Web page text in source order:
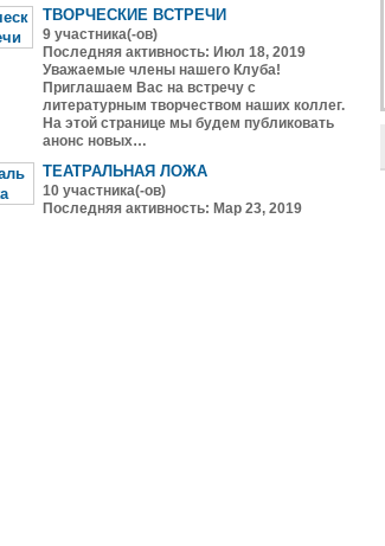
ТВОРЧЕСКИЕ ВСТРЕЧИ
9 участника(-ов)
Последняя активность: Июл 18, 2019
Уважаемые члены нашего Клуба!
Приглашаем Вас на встречу с
литературным творчеством наших коллег.
На этой странице мы будем публиковать
анонс новых…
ТЕАТРАЛЬНАЯ ЛОЖА
10 участника(-ов)
Последняя активность: Мар 23, 2019